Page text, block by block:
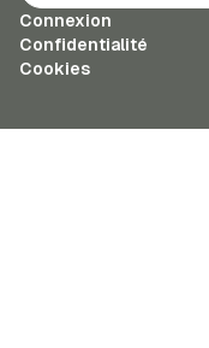
Connexion
Confidentialité
Cookies